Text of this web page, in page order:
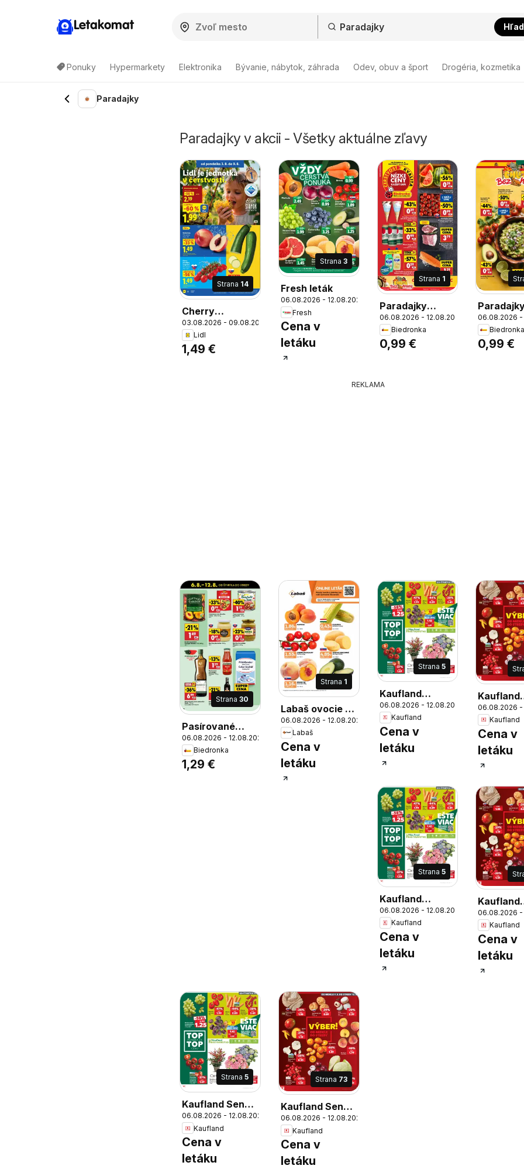
Letakomat
Ponuky Hypermarkety Elektronika Bývanie, nábytok, záhrada Odev, obuv a šport Drogéria, kozmetika
Paradajky
Paradajky v akcii - Všetky aktuálne zľavy
Strana 14
Cherry
paradajky
strapcové,
Cherry
03.08.2026 - 09.08.2026
Lidl
1,49 €
Strana 3
Fresh leták
06.08.2026 - 12.08.2026
Fresh
Cena v
letáku
Strana 1
Paradajky
cherry
strapcové
chrumkavé,
strapcové
06.08.2026 - 12.08.2026
Biedronka
0,99 €
cherry
strapcové
06.08.2026 -
Biedronka
0,99 €
REKLAMA
Strana 30
Pasírované
paradajky
Culineo 700 g,
Pasírované
06.08.2026 - 12.08.2026
Biedronka
1,29 €
Strana 1
Labaš ovocie a
zelenina
06.08.2026 - 12.08.2026
Labaš
Cena v
letáku
Strana5
Kaufland
Bratislava-
Devínska Nová
Ves leták
06.08.2026 - 12.08.2026
Kaufland
Cena v
letáku
Kaufland
Devínska
Ves leták
06.08.2026 -
Kaufland
Cena v
letáku
Strana5
Kaufland
Šamorín leták
06.08.2026 - 12.08.2026
Kaufland
Cena v
letáku
Kaufland
Šamorín
06.08.2026 -
Kaufland
Cena v
letáku
Strana 5
Kaufland Senec
leták
06.08.2026 - 12.08.2026
Kaufland
Cena v
letáku
Strana 73
Kaufland Senec
leták
06.08.2026 - 12.08.2026
Kaufland
Cena v
letáku